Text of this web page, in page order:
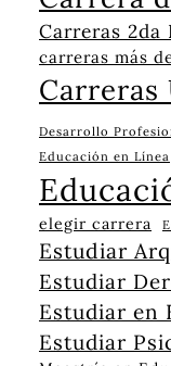
Carreras 2da
carreras más
Carreras
Desarrollo
Educación en Línea
elegir carrera
Estudiar
Estudiar
Estudiar en
Estudiar